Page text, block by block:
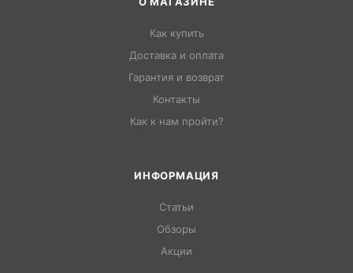
Как купить
Доставка и оплата
Гарантия и возврат
Контакты
Как к нам пройти?
ИНФОРМАЦИЯ
Статьи
Обзоры
Акции